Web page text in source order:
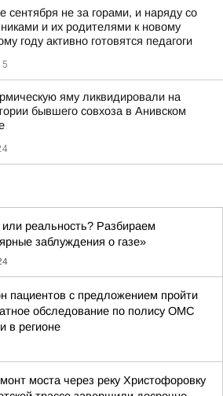
сентября не за горами, и наряду со
и их родителями к новому
году активно готовятся педагоги
яму ликвидировали на
бывшего совхоза в Анивском
реальность? Разбираем
заблуждения о газе»
пациентов с предложением пройти
обследование по полису ОМС
в регионе
моста через реку Христофоровку